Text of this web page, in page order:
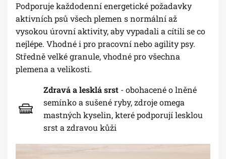
Podporuje každodenní energetické požadavky
aktivních psů všech plemen s normální až
vysokou úrovní aktivity, aby vypadali a cítili se co
nejlépe. Vhodné i pro pracovní nebo agility psy.
Středně velké granule, vhodné pro všechna
plemena a velikosti.
Zdravá a lesklá srst - obohacené o lněné
semínko a sušené ryby, zdroje omega
mastných kyselin, které podporují lesklou
srst a zdravou kůži